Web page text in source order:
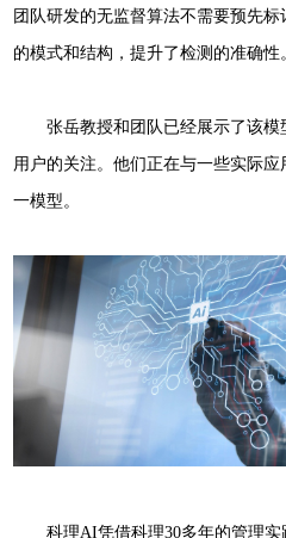
团队研发的无监督算法不需要预先
的模式和结构，提升了检测的准确性
张岳教授和团队已经展示了该模
用户的关注。他们正在与一些实际
一模型。
科理AI凭借科理30多年的管理实